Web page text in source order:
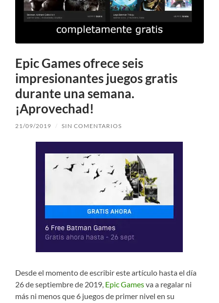
Epic Games ofrece seis
impresionantes juegos gratis
durante una semana.
¡Aprovechad!
21/09/2019 / SIN COMENTARIOS
Desde el momento de escribir este artículo hasta el día
26 de septiembre de 2019, Epic Gamesva a regalar ni
más ni menos que 6 juegos de primer nivel en su